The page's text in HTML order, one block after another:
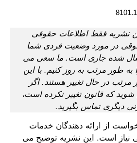
نشریه فقط اطلاعات حقوقی
در مورد وضعیت فردی شما
شده جاری است. ما سعی می
طور مرتب به روز کنیم. با این
مرتب در حال تغییر هستند. اگر
که قانون تغییر نکرده است،
از ارائه دهندگان خدمات
نیاز است. این نشریه توضیح می